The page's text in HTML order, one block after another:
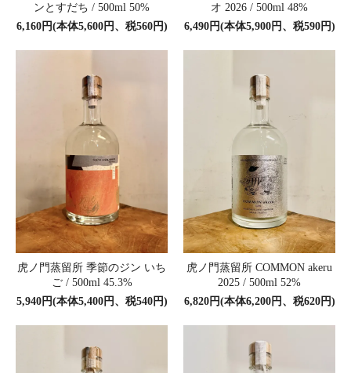
ンとすだち / 500ml 50%
6,160円(本体5,600円、税560円)
オ 2026 / 500ml 48%
6,490円(本体5,900円、税590円)
虎ノ門蒸留所 季節のジン いち
ご / 500ml 45.3%
5,940円(本体5,400円、税540円)
虎ノ門蒸留所 COMMON akeru
2025 / 500ml 52%
6,820円(本体6,200円、税620円)